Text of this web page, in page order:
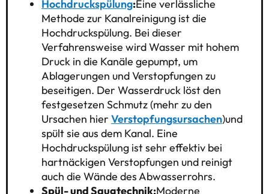
Hochdruckspülung:Eine verlässliche
Methode zur Kanalreinigung ist die
Hochdruckspülung. Bei dieser
Verfahrensweise wird Wasser mit hohem
Druck in die Kanäle gepumpt, um
Ablagerungen und Verstopfungen zu
beseitigen. Der Wasserdruck löst den
festgesetzen Schmutz (mehr zu den
Ursachen hier Verstopfungsursachen)und
spült sie aus dem Kanal. Eine
Hochdruckspülung ist sehr effektiv bei
hartnäckigen Verstopfungen und reinigt
auch die Wände des Abwasserrohrs.
Spül- und Saugtechnik:Moderne